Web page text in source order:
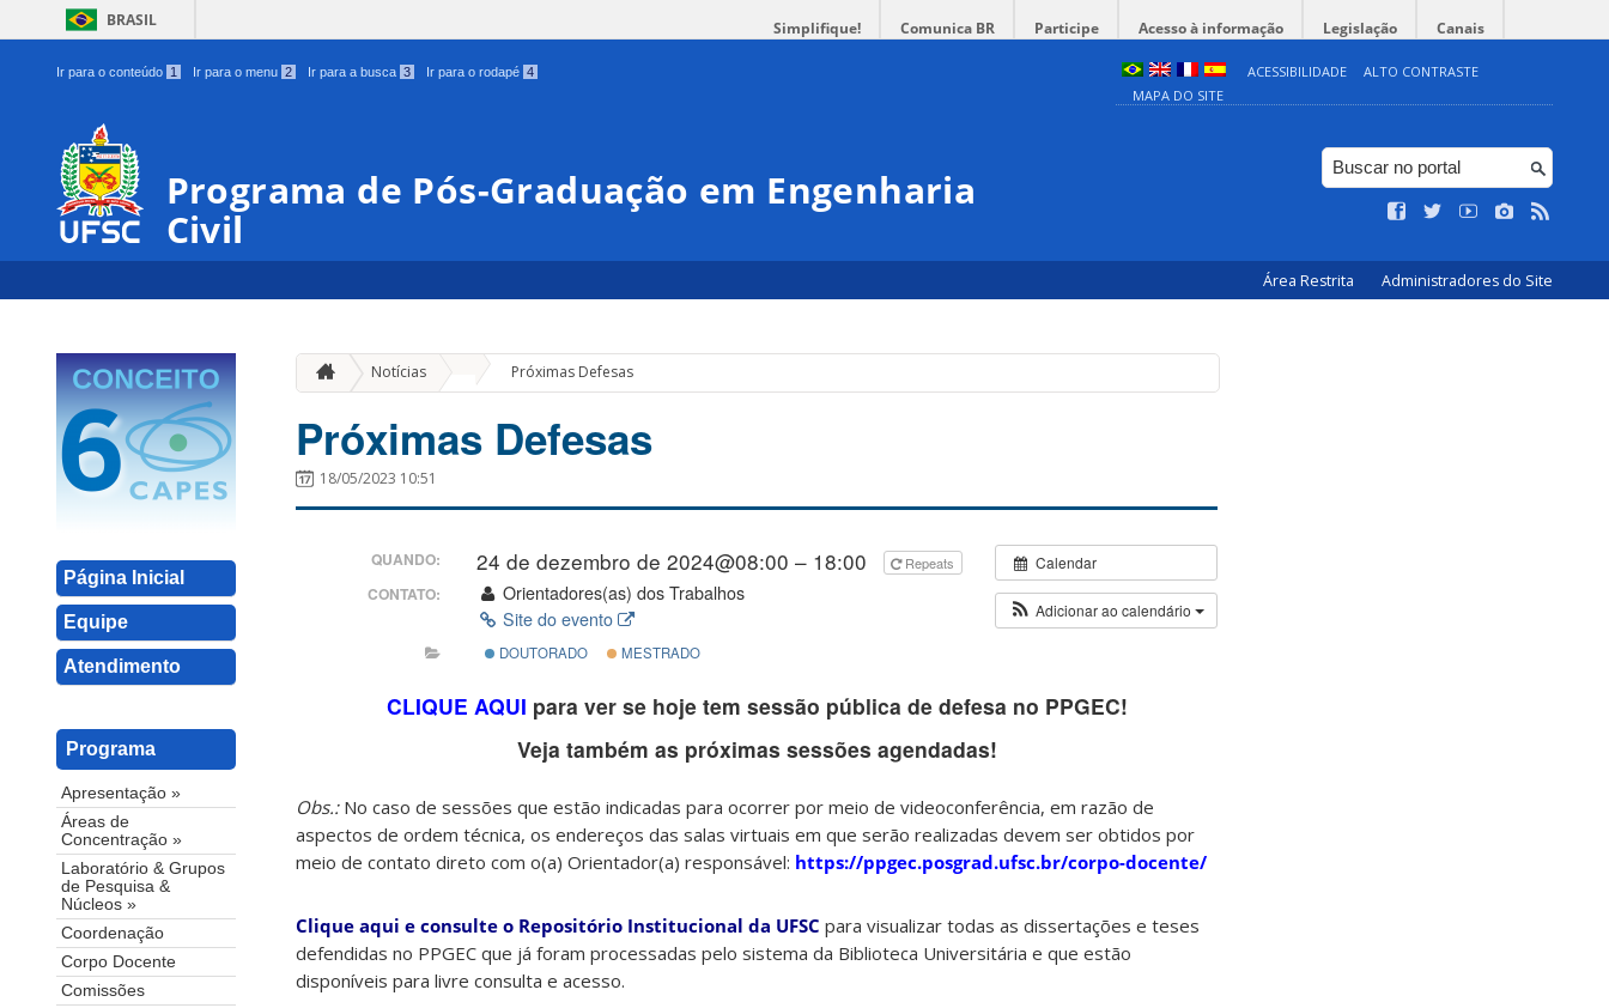
BRASIL Simplifique! Comunica BR Participe Acesso à informação Legislação Canais
Ir para o conteúdo 1 Ir para o menu 2 Ir para a busca 3 Ir para o rodapé 4 ACESSIBILIDADE
ALTO CONTRASTE
MAPA DO SITE
Programa de Pós-Graduação em Engenharia
Civil
Área Restrita Administradores do Site
Página Inicial
Equipe
Atendimento
Programa
Apresentação »
Áreas de
Concentração »
Laboratório & Grupos
de Pesquisa &
Núcleos »
Coordenação
Corpo Docente
Comissões
Notícias Próximas Defesas
Próximas Defesas
18/05/2023 10:51
Calendar
Adicionar ao calendário
QUANDO: 24 de dezembro de 2024@08:00 – 18:00 Repeats
CONTATO:
Orientadores(as) dos Trabalhos
Site do evento
DOUTORADO MESTRADO
CLIQUE AQUI para ver se hoje tem sessão pública de defesa no PPGEC!
Veja também as próximas sessões agendadas!
Obs.:No caso de sessões que estão indicadas para ocorrer por meio de videoconferência, em razão de
aspectos de ordem técnica, os endereços das salas virtuais em que serão realizadas devem ser obtidos por
meio de contato direto com o(a) Orientador(a) responsável: https://ppgec.posgrad.ufsc.br/corpo-docente/
Clique aqui e consulte o Repositório Institucional da UFSC para visualizar todas as dissertações e teses
defendidas no PPGEC que já foram processadas pelo sistema da Biblioteca Universitária e que estão
disponíveis para livre consulta e acesso.